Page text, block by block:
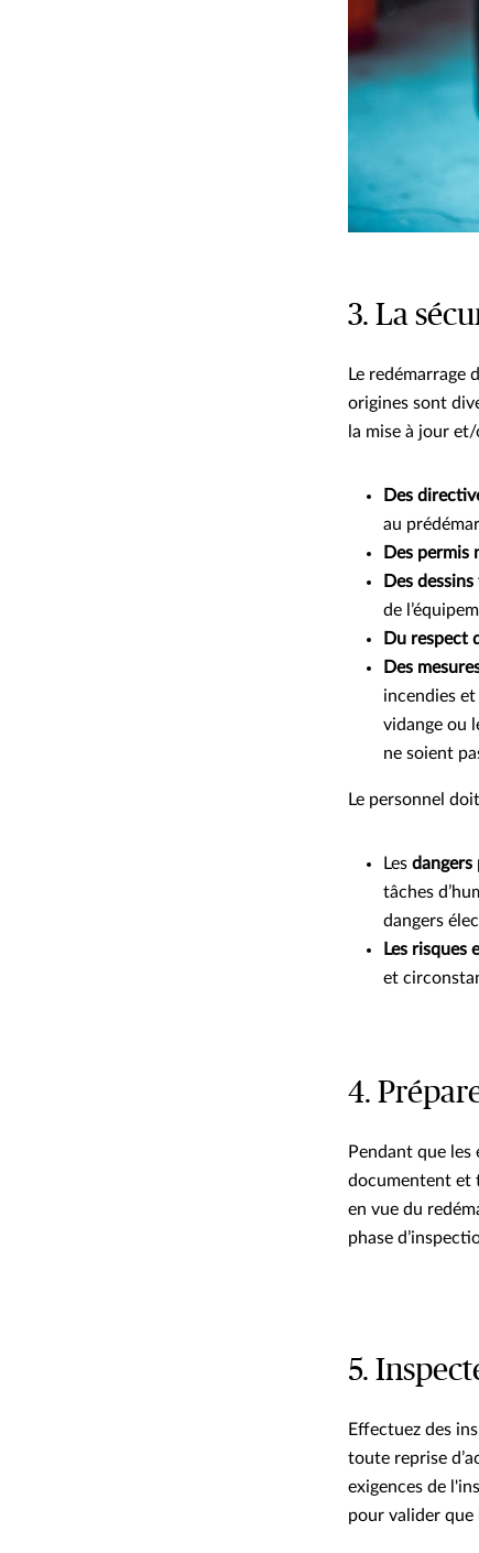
3. La
Le redémarrage
origines sont
la mise à jour
Des
au
Des permis
Des
de
Du respect
Des
incendies et
vidange ou
ne soient
Le personnel
Les dangers
tâches
dangers
Les risques
et
4.
Pendant que les
documentent et
en vue du
phase
5.
Effectuez des
toute reprise
exigences de
pour valider que